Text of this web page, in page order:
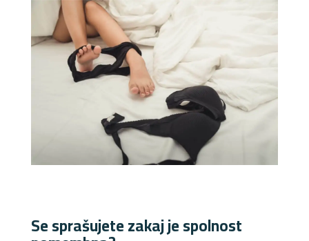
Se sprašujete zakaj je spolnost